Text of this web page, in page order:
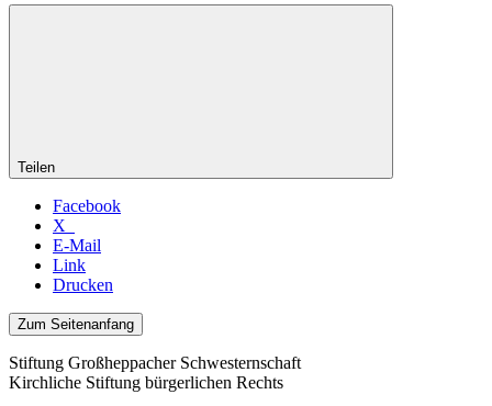
Teilen
Facebook
X
E-Mail
Link
Drucken
Zum Seitenanfang
Stiftung Großheppacher Schwesternschaft
Kirchliche Stiftung bürgerlichen Rechts